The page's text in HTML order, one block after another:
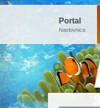
Portal
Naslovnica